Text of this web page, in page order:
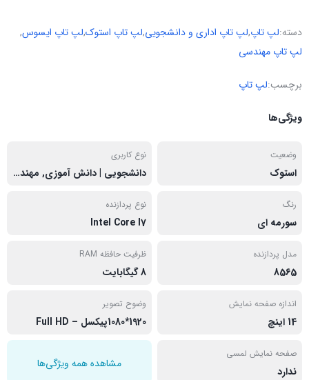
دسته:لپ تاپ,لپ تاپ اداری و دانشجویی,لپ تاپ استوک,لپ تاپ ایسوس,
لپ تاپ مهندسی
برچسب:لپ تاپ
ویژگی‌ها
وضعیت
استوک
نوع کاربری
دانشجویی | دانش آموزی, مهندسی
رنگ
سورمه ای
نوع پردازنده
Intel Core I7
مدل پردازنده
8565
ظرفیت حافظه RAM
8 گیگابایت
اندازه صفحه نمایش
14 اینچ
وضوح تصویر
1920*1080پیکسل – Full HD
صفحه نمایش لمسی
ندارد
مشاهده همه ویژگی‌ها